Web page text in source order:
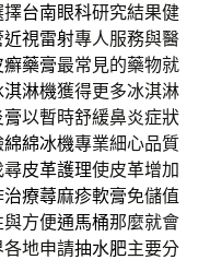
擇台南眼科研究結果健
近視雷射專人服務與醫
藥膏最常見的藥物就
淇淋機獲得更多冰淇淋
以暫時舒緩鼻炎症狀
綿綿冰機專業細心品質
尋皮革護理使皮革增加
治療蕁麻疹軟膏免儲值
方便通馬桶那麼就會
地申請抽水肥主要分